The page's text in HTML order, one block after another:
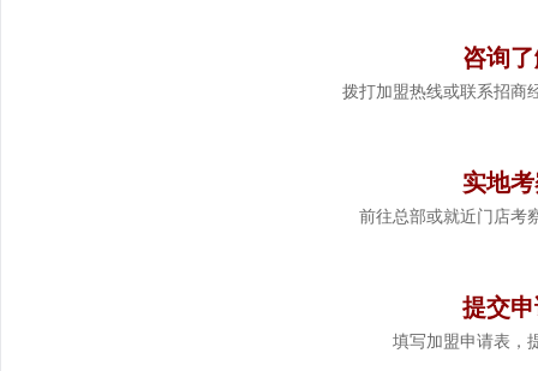
咨询
拨打加盟热线或联系招商
实地
前往总部或就近门店考
提交
填写加盟申请表，